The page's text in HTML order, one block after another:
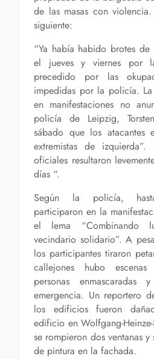
de las masas con
siguiente:
“Ya había habido brotes
el jueves y viernes por
precedido por las
impedidas por la policía.
en manifestaciones no
policía de Leipzig,
sábado que los atacantes
extremistas de
oficiales resultaron
días “.
Según la policía,
participaron en la
el lema
vecindario solidario”. A
los participantes tiraron
callejones hubo
personas
emergencia. Un reportero
los edificios fueron
edificio en Wolfgang-
se rompieron dos ventanas
de pintura en la fachada.